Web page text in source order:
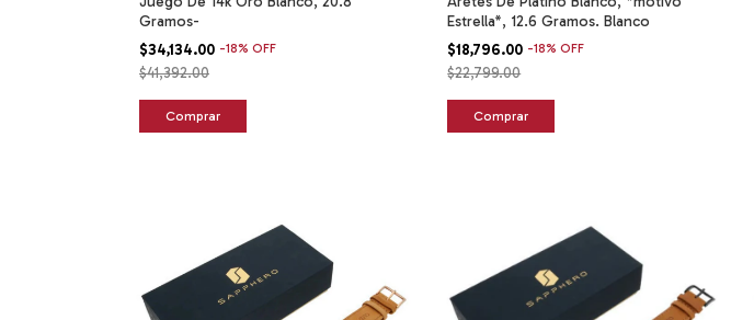
Gramos-
$34,134.00 -18% OFF
$41,392.00
Estrella*, 12.6 Gramos. Blanco
$18,796.00 -18%OFF
$22,799.00